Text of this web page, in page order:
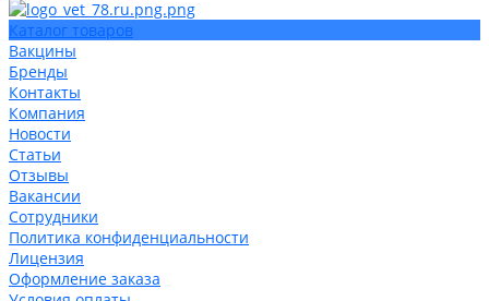
Каталог товаров
Вакцины
Бренды
Контакты
Компания
Новости
Статьи
Отзывы
Вакансии
Сотрудники
Политика конфиденциальности
Лицензия
Оформление заказа